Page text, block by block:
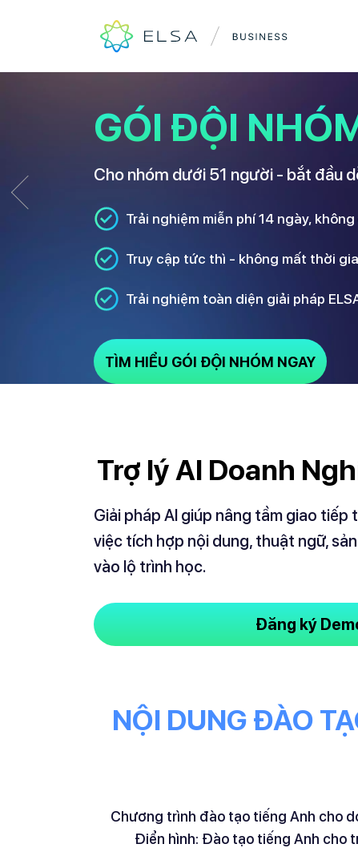
Previous
ELSA DOANH
Lộ Trình Học Siêu Cá Nhân Hóa
ĐĂNG KÝ DEMO CÙNG ELSA NGAY!
GÓI ĐỘI
Cho nhóm dưới 51 người - bắt đầu
Trải nghiệm miễn phí 14 ngày,
Truy cập tức thì - không mất thời
Trải nghiệm toàn diện giải pháp
TÌM HIỂU GÓI ĐỘI NHÓM NGAY
Trợ lý AI Doanh
Giải pháp AI giúp nâng tầm giao tiếp
việc tích hợp nội dung, thuật ngữ,
vào lộ trình học.
Đăng ký
NỘI DUNG ĐÀO
Chương trình đào tạo tiếng Anh cho
Điển hình: Đào tạo tiếng Anh cho